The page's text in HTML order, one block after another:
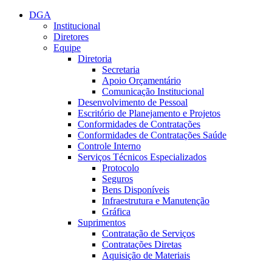
Conteúdo principal
DGA
Institucional
Diretores
Equipe
Diretoria
Secretaria
Apoio Orçamentário
Comunicação Institucional
Desenvolvimento de Pessoal
Escritório de Planejamento e Projetos
Conformidades de Contratações
Conformidades de Contratações Saúde
Controle Interno
Serviços Técnicos Especializados
Protocolo
Seguros
Bens Disponíveis
Infraestrutura e Manutenção
Gráfica
Suprimentos
Contratação de Serviços
Contratações Diretas
Aquisição de Materiais